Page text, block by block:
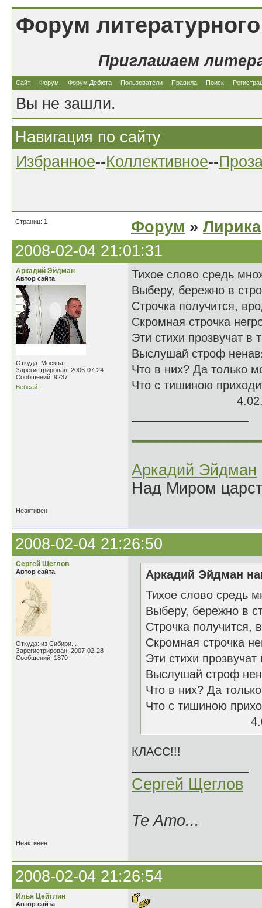
Форум
Приглашаем
Сайт Форум Форум Дебюта Пользователи Правила Поиск
Вы не зашли.
Навигация по сайту
Избранное--Коллективное--
Страниц: 1 Форум » Лирика
2008-02-04 21:01:31
Аркадий Эйдман
Автор сайта
Откуда: Москва
Зарегистрирован: 2006-07-24
Сообщений: 9237
Вебсайт
Тихое слово средь
Выберу, бережно в
Строчка получится,
Скромная строчка
Эти стихи прозвучат в
Выслушай строф
Что в них? Да только
Что с тишиною
Аркадий Эйдман
Над Миром
Неактивен
2008-02-04 21:26:50
Сергей Щеглов
Автор сайта
Откуда: из Сибири...
Зарегистрирован: 2007-02-28
Сообщений: 1870
Аркадий Эйдман
Тихое слово средь
Выберу, бережно в
Строчка получится,
Скромная строчка
Эти стихи
Выслушай строф
Что в них? Да
Что с тишиною
КЛАСС!!!
Сергей Щеглов
Te Amo...
Неактивен
2008-02-04 21:26:54
Илья Цейтлин
Автор сайта